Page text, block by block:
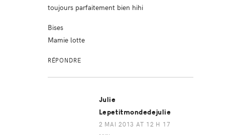
toujours parfaitement bien hihi
Bises
Mamie lotte
RÉPONDRE
Julie
Lepetitmondedejulie
2 MAI 2013 AT 12 H 17